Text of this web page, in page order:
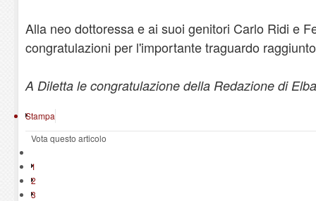
Alla neo dottoressa e ai suoi genitori Carlo Ridi e
congratulazioni per l'importante traguardo
A Diletta le congratulazione della Redazione di
Stampa
Vota questo articolo
1
2
3